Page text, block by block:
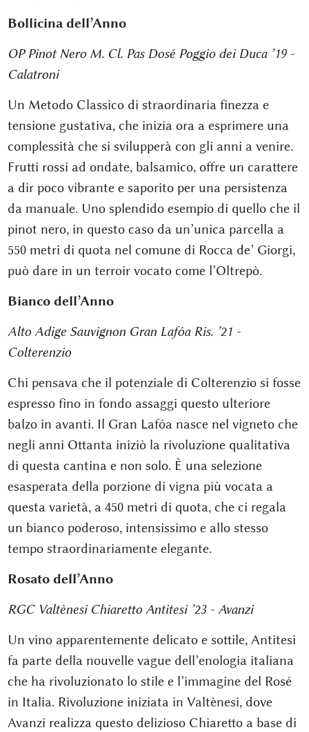
Bollicina dell’Anno
OP Pinot Nero M. Cl. Pas Dosé Poggio dei Duca ’19 -
Calatroni
Un Metodo Classico di straordinaria finezza e
tensione gustativa, che inizia ora a esprimere una
complessità che si svilupperà con gli anni a venire.
Frutti rossi ad ondate, balsamico, offre un carattere
a dir poco vibrante e saporito per una persistenza
da manuale. Uno splendido esempio di quello che il
pinot nero, in questo caso da un’unica parcella a
550 metri di quota nel comune di Rocca de’ Giorgi,
può dare in un terroir vocato come l’Oltrepò.
Bianco dell’Anno
Alto Adige Sauvignon Gran Lafóa Ris. ’21 -
Colterenzio
Chi pensava che il potenziale di Colterenzio si fosse
espresso fino in fondo assaggi questo ulteriore
balzo in avanti. Il Gran Lafóa nasce nel vigneto che
negli anni Ottanta iniziò la rivoluzione qualitativa
di questa cantina e non solo. È una selezione
esasperata della porzione di vigna più vocata a
questa varietà, a 450 metri di quota, che ci regala
un bianco poderoso, intensissimo e allo stesso
tempo straordinariamente elegante.
Rosato dell’Anno
RGC Valtènesi Chiaretto Antitesi ’23 - Avanzi
Un vino apparentemente delicato e sottile, Antitesi
fa parte della nouvelle vague dell’enologia italiana
che ha rivoluzionato lo stile e l’immagine del Rosé
in Italia. Rivoluzione iniziata in Valtènesi, dove
Avanzi realizza questo delizioso Chiaretto a base di